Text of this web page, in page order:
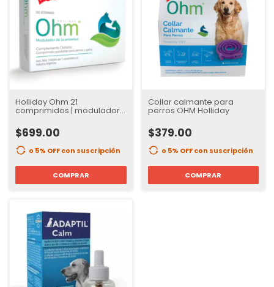
Holliday Ohm 21
comprimidos | modulador
natural de la ansiedad en
perros
$699.00
o 5% OFFcon suscripción
COMPRAR
Collar calmante para
perros OHM Holliday
$379.00
o 5% OFFcon suscripción
COMPRAR